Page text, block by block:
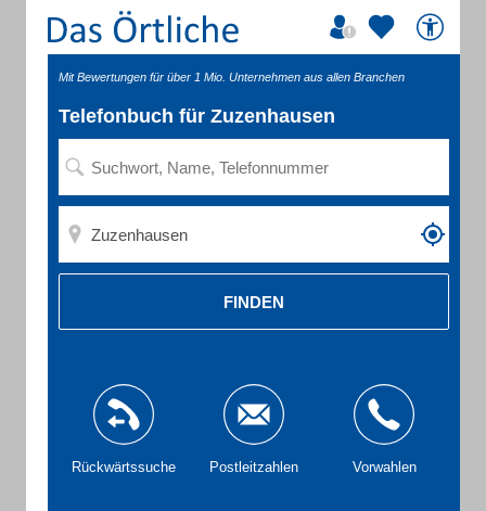
Mit Bewertungen für über 1 Mio. Unternehmen aus allen Branchen
Telefonbuch für Zuzenhausen
FINDEN
Rückwärtssuche Postleitzahlen Vorwahlen